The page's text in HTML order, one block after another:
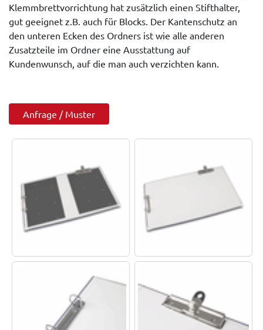
Klemmbrettvorrichtung hat zusätzlich einen Stifthalter,
gut geeignet z.B. auch für Blocks. Der Kantenschutz an
den unteren Ecken des Ordners ist wie alle anderen
Zusatzteile im Ordner eine Ausstattung auf
Kundenwunsch, auf die man auch verzichten kann.
Anfrage / Muster